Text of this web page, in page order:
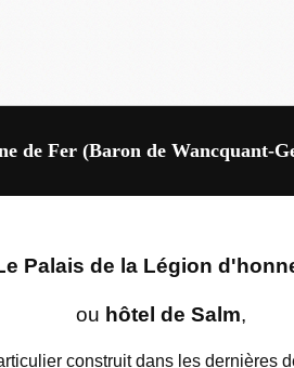
de Fer (Baron de Wancquant-
Palais de la Légion
ou hôtel de Salm,
construit dans les dernières